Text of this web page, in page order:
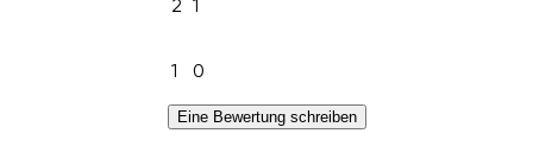
2 1
1 0
Eine Bewertung schreiben